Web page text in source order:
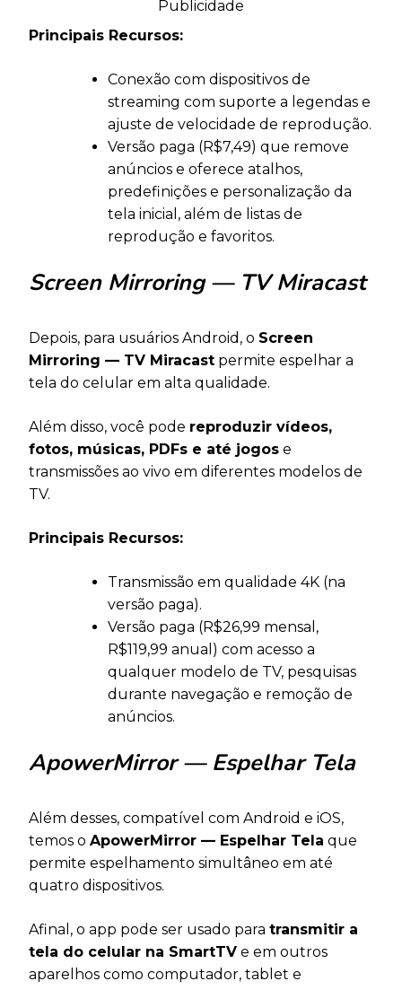
Publicidade
Principais Recursos:
Conexão com dispositivos de
streaming com suporte a legendas e
ajuste de velocidade de reprodução.
Versão paga (R$7,49) que remove
anúncios e oferece atalhos,
predefinições e personalização da
tela inicial, além de listas de
reprodução e favoritos.
Screen Mirroring — TV Miracast
Depois, para usuários Android, o Screen
Mirroring — TV Miracast permite espelhar a
tela do celular em alta qualidade.
Além disso, você pode reproduzir vídeos,
fotos, músicas, PDFs e até jogos e
transmissões ao vivo em diferentes modelos de
TV.
Principais Recursos:
Transmissão em qualidade 4K (na
versão paga).
Versão paga (R$26,99 mensal,
R$119,99 anual) com acesso a
qualquer modelo de TV, pesquisas
durante navegação e remoção de
anúncios.
ApowerMirror — Espelhar Tela
Além desses, compatível com Android e iOS,
temos o ApowerMirror — Espelhar Tela que
permite espelhamento simultâneo em até
quatro dispositivos.
Afinal, o app pode ser usado para transmitir a
tela do celular na SmartTV e em outros
aparelhos como computador, tablet e